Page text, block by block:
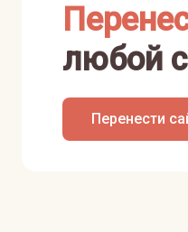
любой
Перенести